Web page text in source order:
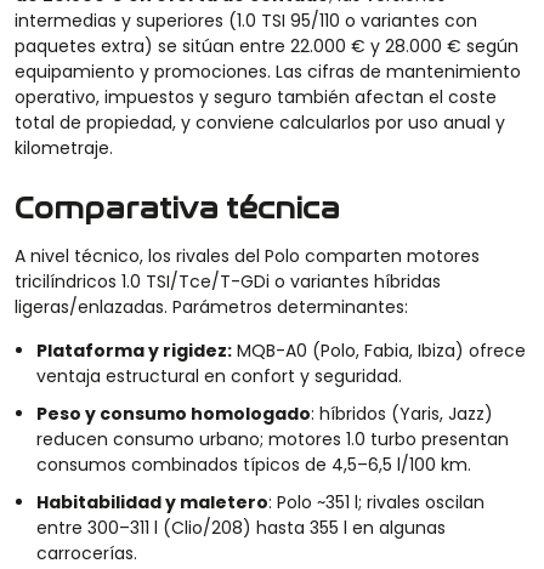
intermedias y superiores (1.0 TSI 95/110 o variantes con
paquetes extra) se sitúan entre 22.000 € y 28.000 € según
equipamiento y promociones. Las cifras de mantenimiento
operativo, impuestos y seguro también afectan el coste
total de propiedad, y conviene calcularlos por uso anual y
kilometraje.
Comparativa técnica
A nivel técnico, los rivales del Polo comparten motores
tricilíndricos 1.0 TSI/Tce/T-GDi o variantes híbridas
ligeras/enlazadas. Parámetros determinantes:
Plataforma y rigidez: MQB-A0 (Polo, Fabia, Ibiza) ofrece
ventaja estructural en confort y seguridad.
Peso y consumo homologado: híbridos (Yaris, Jazz)
reducen consumo urbano; motores 1.0 turbo presentan
consumos combinados típicos de 4,5–6,5 l/100 km.
Habitabilidad y maletero: Polo ~351 l; rivales oscilan
entre 300–311 l (Clio/208) hasta 355 l en algunas
carrocerías.